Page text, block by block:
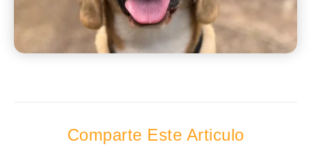
Comparte Este Articulo